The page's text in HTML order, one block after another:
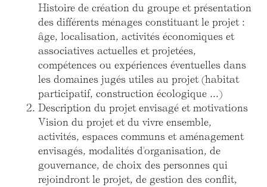
Histoire de création du groupe et présentation
des différents ménages constituant le projet :
âge, localisation, activités économiques et
associatives actuelles et projetées,
compétences ou expériences éventuelles dans
les domaines jugés utiles au projet (habitat
participatif, construction écologique ...)
Description du projet envisagé et motivations
Vision du projet et du vivre ensemble,
activités, espaces communs et aménagement
envisagés, modalités d'organisation, de
gouvernance, de choix des personnes qui
rejoindront le projet, de gestion des conflit,